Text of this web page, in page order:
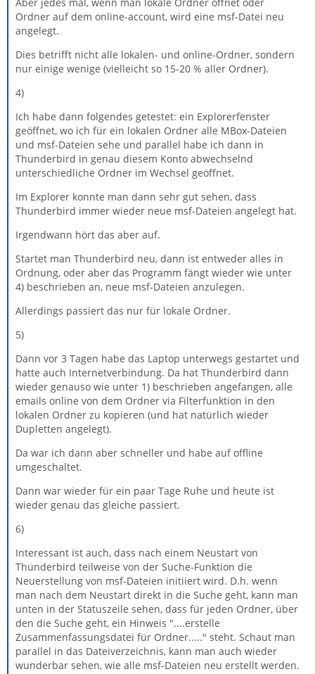
Ordner auf dem online-account, wird eine msf-Datei neu
angelegt.
Dies betrifft nicht alle lokalen- und online-Ordner, sondern
nur einige wenige (vielleicht so 15-20 % aller Ordner).
4)
Ich habe dann folgendes getestet: ein Explorerfenster
geöffnet, wo ich für ein lokalen Ordner alle MBox-Dateien
und msf-Dateien sehe und parallel habe ich dann in
Thunderbird in genau diesem Konto abwechselnd
unterschiedliche Ordner im Wechsel geöffnet.
Im Explorer konnte man dann sehr gut sehen, dass
Thunderbird immer wieder neue msf-Dateien angelegt hat.
Irgendwann hört das aber auf.
Startet man Thunderbird neu, dann ist entweder alles in
Ordnung, oder aber das Programm fängt wieder wie unter
4) beschrieben an, neue msf-Dateien anzulegen.
Allerdings passiert das nur für lokale Ordner.
5)
Dann vor 3 Tagen habe das Laptop unterwegs gestartet und
hatte auch Internetverbindung. Da hat Thunderbird dann
wieder genauso wie unter 1) beschrieben angefangen, alle
emails online von dem Ordner via Filterfunktion in den
lokalen Ordner zu kopieren (und hat natürlich wieder
Dupletten angelegt).
Da war ich dann aber schneller und habe auf offline
umgeschaltet.
Dann war wieder für ein paar Tage Ruhe und heute ist
wieder genau das gleiche passiert.
6)
Interessant ist auch, dass nach einem Neustart von
Thunderbird teilweise von der Suche-Funktion die
Neuerstellung von msf-Dateien initiiert wird. D.h. wenn
man nach dem Neustart direkt in die Suche geht, kann man
unten in der Statuszeile sehen, dass für jeden Ordner, über
den die Suche geht, ein Hinweis "....erstelle
Zusammenfassungsdatei für Ordner....." steht. Schaut man
parallel in das Dateiverzeichnis, kann man auch wieder
wunderbar sehen, wie alle msf-Dateien neu erstellt werden.